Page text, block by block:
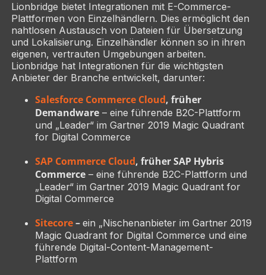
Lionbridge bietet Integrationen mit E-Commerce-
Plattformen von Einzelhändlern. Dies ermöglicht den
nahtlosen Austausch von Dateien für Übersetzung
und Lokalisierung. Einzelhändler können so in ihren
eigenen, vertrauten Umgebungen arbeiten.
Lionbridge hat Integrationen für die wichtigsten
Anbieter der Branche entwickelt, darunter:
Salesforce Commerce Cloud, früher
Demandware– eine führende B2C-Plattform
und „Leader“ im Gartner 2019 Magic Quadrant
for Digital Commerce
SAP Commerce Cloud, früher SAP Hybris
Commerce– eine führende B2C-Plattform und
„Leader“ im Gartner 2019 Magic Quadrant for
Digital Commerce
Sitecore– ein „Nischenanbieter im Gartner 2019
Magic Quadrant for Digital Commerce und eine
führende Digital-Content-Management-
Plattform